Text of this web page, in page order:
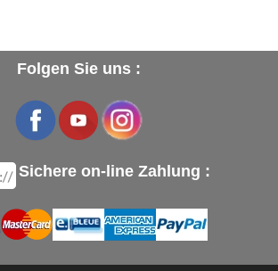
Folgen Sie uns :
Sichere on-line Zahlung :